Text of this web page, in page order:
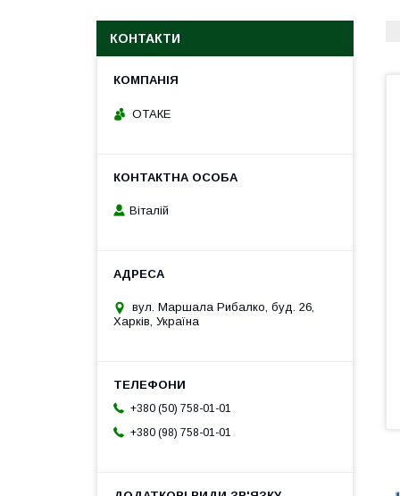
КОНТАКТИ
ОТАКЕ
Віталій
вул. Маршала Рибалко, буд. 26,
Харків, Україна
+380 (50) 758-01-01
+380 (98) 758-01-01